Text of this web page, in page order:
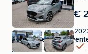
Bewaren
in
Mijn
Favorieten
€
Van Mossel Ford
Zaventem